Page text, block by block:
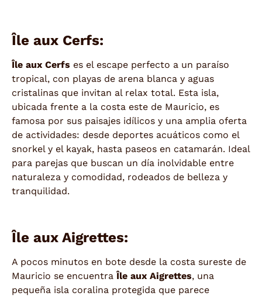
Île aux Cerfs:
Île aux Cerfs es el escape perfecto a un paraíso
tropical, con playas de arena blanca y aguas
cristalinas que invitan al relax total. Esta isla,
ubicada frente a la costa este de Mauricio, es
famosa por sus paisajes idílicos y una amplia oferta
de actividades: desde deportes acuáticos como el
snorkel y el kayak, hasta paseos en catamarán. Ideal
para parejas que buscan un día inolvidable entre
naturaleza y comodidad, rodeados de belleza y
tranquilidad.
Île aux Aigrettes:
A pocos minutos en bote desde la costa sureste de
Mauricio se encuentraÎle aux Aigrettes, una
pequeña isla coralina protegida que parece